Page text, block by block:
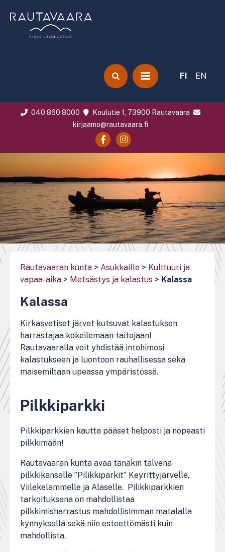
FI EN
040 860 8000
Koulutie 1, 73900 Rautavaara
kirjaamo@rautavaara.fi
Rautavaaran kunta > Asukkaille > Kulttuuri ja
vapaa-aika > Metsästys ja kalastus > Kalassa
Kalassa
Kirkasvetiset järvet kutsuvat kalastuksen
harrastajaa kokeilemaan taitojaan!
Rautavaaralla voit yhdistää intohimosi
kalastukseen ja luontoon rauhallisessa sekä
maisemiltaan upeassa ympäristössä.
Pilkkiparkki
Pilkkiparkkien kautta pääset helposti ja nopeasti
pilkkimään!
Rautavaaran kunta avaa tänäkin talvena
pilkkikansalle ”Pilikkiparkit” Keyrittyjärvelle,
Viilekelammelle ja Alaselle. Pilikkiparkkien
tarkoituksena on mahdollistaa
pilkkimisharrastus mahdollisimman matalalla
kynnyksellä sekä niin esteettömästi kuin
mahdollista.